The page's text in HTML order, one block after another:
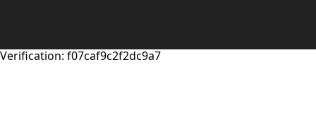
Verification: f07caf9c2f2dc9a7